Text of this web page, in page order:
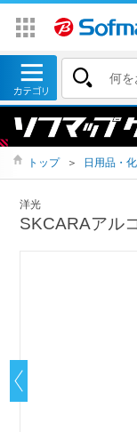
トップ ＞ 日用品・
洋光
SKCARAアル